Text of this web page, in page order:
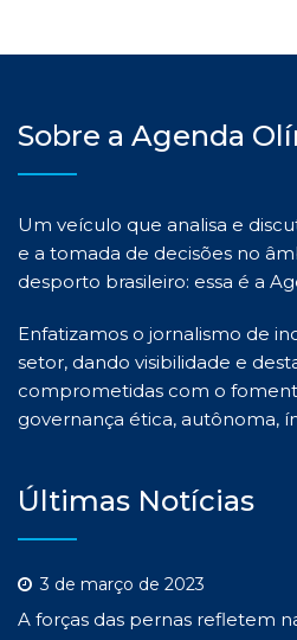
Sobre a Agenda
Um veículo que analisa e
e a tomada de decisões no
desporto brasileiro: essa é a
Enfatizamos o jornalismo de
setor, dando visibilidade e
comprometidas com o
governança ética, autônoma,
Últimas Notícias
3 de março de 2023
A forças das pernas refletem